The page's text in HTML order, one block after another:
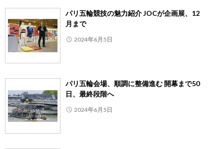
パリ五輪競技の魅力紹介 JOCが企画展、12
月まで
2024年6月5日
パリ五輪会場、順調に整備進む 開幕まで50
日、最終段階へ
2024年6月5日